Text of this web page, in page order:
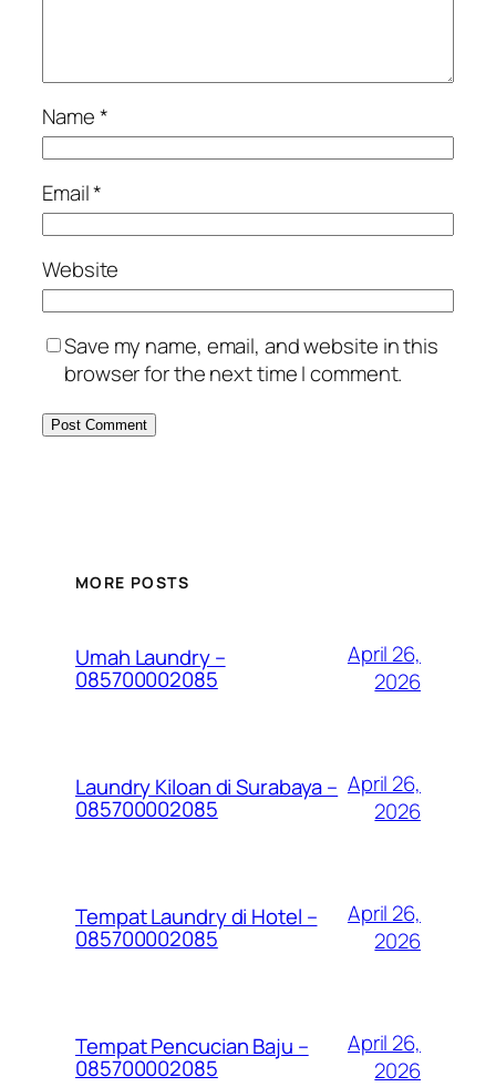
Name*
Email*
Website
Save my name, email, and website in this
browser for the next time I comment.
MORE POSTS
Umah Laundry –
085700002085
April 26,
2026
Laundry Kiloan di Surabaya –
085700002085
April 26,
2026
Tempat Laundry di Hotel –
085700002085
April 26,
2026
Tempat Pencucian Baju –
085700002085
April 26,
2026